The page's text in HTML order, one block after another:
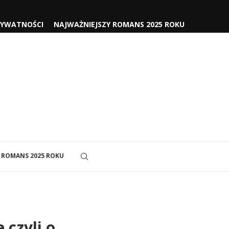
NAJWAŻNIEJSZY ROMANS 2025 ROKU
2025 ROKU